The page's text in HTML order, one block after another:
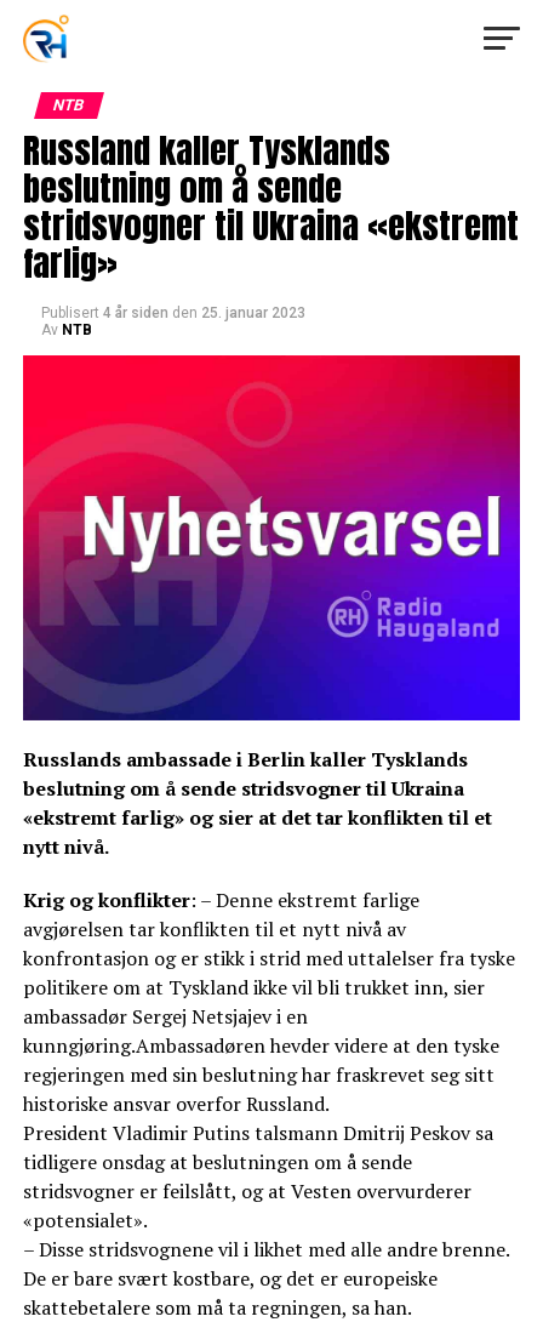
NTB
Russland kaller Tysklands
beslutning om å sende
stridsvogner til Ukraina «ekstremt
farlig»
Publisert 4 år siden den 25. januar 2023
Av NTB
Russlands ambassade i Berlin kaller Tysklands
beslutning om å sende stridsvogner til Ukraina
«ekstremt farlig» og sier at det tar konflikten til et
nytt nivå.
Krig og konflikter: – Denne ekstremt farlige
avgjørelsen tar konflikten til et nytt nivå av
konfrontasjon og er stikk i strid med uttalelser fra tyske
politikere om at Tyskland ikke vil bli trukket inn, sier
ambassadør Sergej Netsjajev i en
kunngjøring.Ambassadøren hevder videre at den tyske
regjeringen med sin beslutning har fraskrevet seg sitt
historiske ansvar overfor Russland.
President Vladimir Putins talsmann Dmitrij Peskov sa
tidligere onsdag at beslutningen om å sende
stridsvogner er feilslått, og at Vesten overvurderer
«potensialet».
– Disse stridsvognene vil i likhet med alle andre brenne.
De er bare svært kostbare, og det er europeiske
skattebetalere som må ta regningen, sa han.